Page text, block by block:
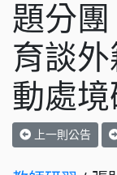
題分
育談
動處
上一則公告